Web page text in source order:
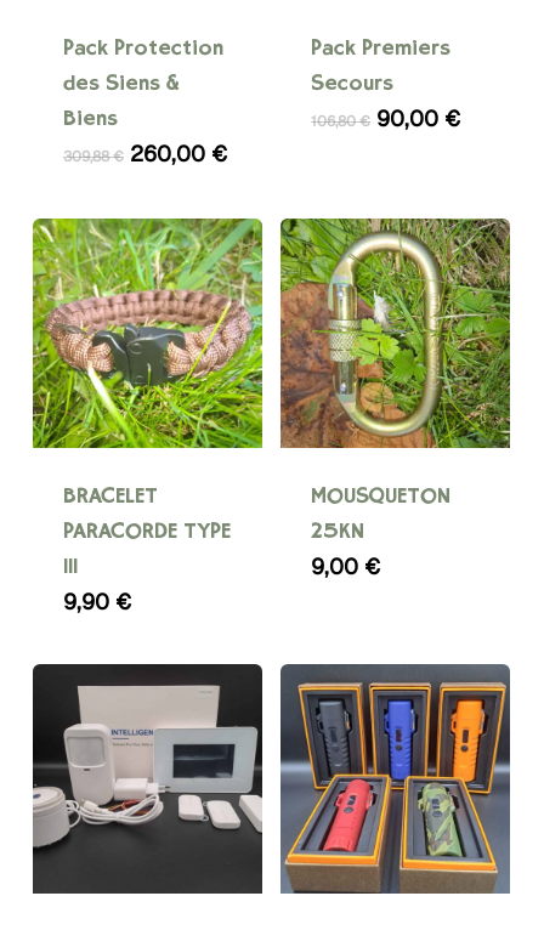
Pack Protection
des Siens &
Biens
309,88€ Le
était :
309,88 €.
260,00 €Le
est :
260,00 €.
Pack Premiers
Secours
106,80€ Le
106,80 €.
90,00 €Le
90,00
Ce
produit
plusieurs
variations.
Les
options
être
choisies
sur
la
page
du
produit
BRACELET
PARACORDE TYPE
III
9,90 €
MOUSQUETON
25KN
9,00 €
Ce
produit